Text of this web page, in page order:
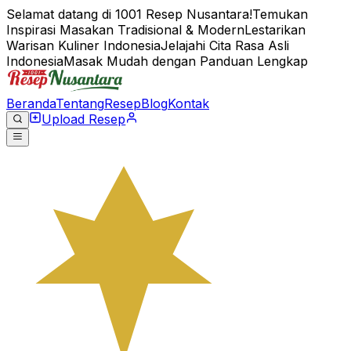
Selamat datang di 1001 Resep Nusantara!Temukan
Inspirasi Masakan Tradisional & ModernLestarikan
Warisan Kuliner IndonesiaJelajahi Cita Rasa Asli
IndonesiaMasak Mudah dengan Panduan Lengkap
BerandaTentangResepBlogKontak
Upload Resep